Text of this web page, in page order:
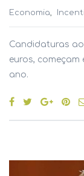
Economia
Candidaturas
euros,
ano.